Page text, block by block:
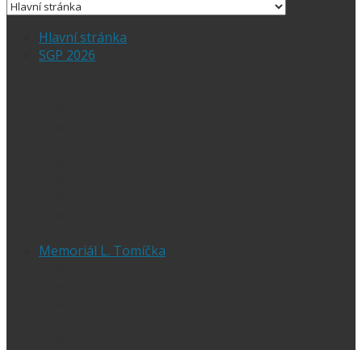
Hlavní stránka
SGP 2026
Memoriál L. Tomíčka